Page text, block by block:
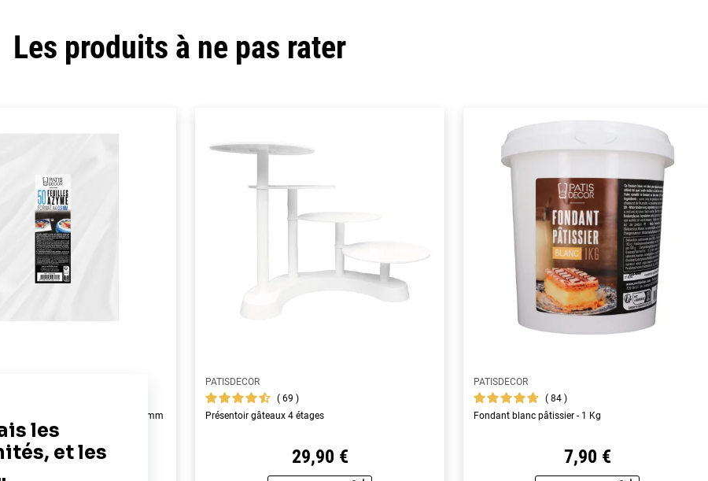
Les produits à ne pas rater
alimentaires A4 - épaisseur 0,6 mm
19,90 €
PATISDECOR
69
Présentoir gâteaux 4 étages
29,90 €
PATISDECOR
84
Fondant blanc pâtissier - 1 Kg
7,90 €